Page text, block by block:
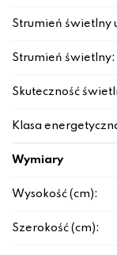
Strumień świetlny
Strumień świetlny:
Skuteczność
Klasa
Wymiary
Wysokość (cm):
Szerokość (cm):